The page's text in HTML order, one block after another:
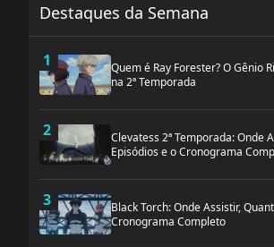
Destaques da Semana
1
Quem é Ray Forester? O Gênio
na 2ª Temporada
2
Clevatess 2ª Temporada: Onde
Episódios e o Cronograma
3
Black Torch: Onde Assistir,
Cronograma Completo